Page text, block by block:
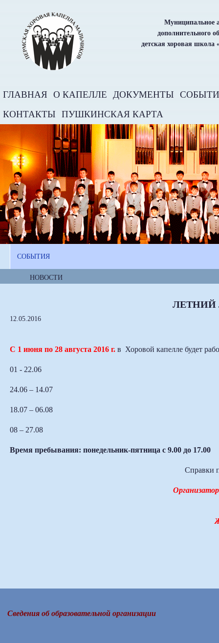
Муниципальное
дополнительного
детская хоровая школа
ГЛАВНАЯ О КАПЕЛЛЕ ДОКУМЕНТЫ
КОНТАКТЫ
ПУШКИНСКАЯ КАРТА
СОБЫТИЯ
НОВОСТИ
ЛЕТНИЙ
12.05.2016
С 1 июня по 28 августа 2016 г. в Хоровой капелле будет
01 - 22.06
24.06 – 14.07
18.07 – 06.08
08 – 27.08
Время пребывания: понедельник-пятница с 9.00 до 17.00
Справки
Сведения об образовательной организации